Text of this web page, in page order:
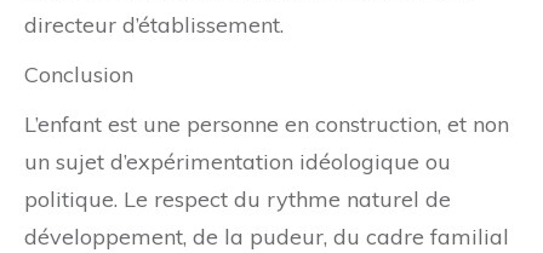
directeur d’établissement.
Conclusion
L’enfant est une personne en construction, et non
un sujet d’expérimentation idéologique ou
politique. Le respect du rythme naturel de
développement, de la pudeur, du cadre familial